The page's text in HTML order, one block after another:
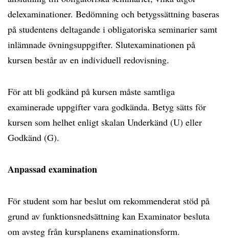
delexaminationer. Bedömning och betygssättning baseras
på studentens deltagande i obligatoriska seminarier samt
inlämnade övningsuppgifter. Slutexaminationen på
kursen består av en individuell redovisning.
För att bli godkänd på kursen måste samtliga
examinerade uppgifter vara godkända. Betyg sätts för
kursen som helhet enligt skalan Underkänd (U) eller
Godkänd (G).
Anpassad examination
För student som har beslut om rekommenderat stöd på
grund av funktionsnedsättning kan Examinator besluta
om avsteg från kursplanens examinationsform.